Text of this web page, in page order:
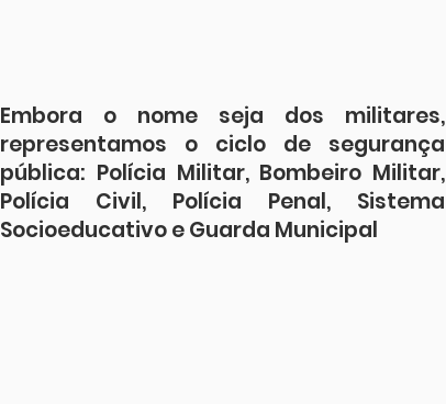
Embora o nome seja dos militares,
representamos o ciclo de segurança
pública: Polícia Militar, Bombeiro Militar,
Polícia Civil, Polícia Penal, Sistema
Socioeducativo e Guarda Municipal